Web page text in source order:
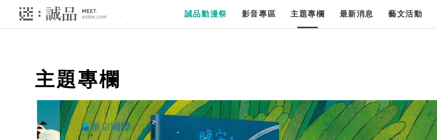
誠品動漫祭 影音專區 主題專欄 最新消息 藝文活動
主題專欄